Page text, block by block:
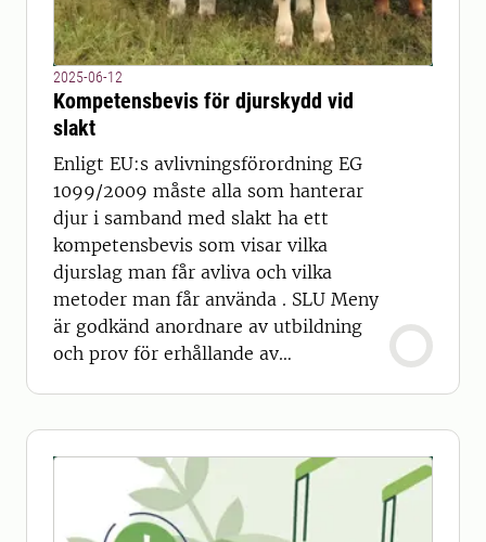
2025-06-12
Kompetensbevis för djurskydd vid
slakt
Enligt EU:s avlivningsförordning EG
1099/2009 måste alla som hanterar
djur i samband med slakt ha ett
kompetensbevis som visar vilka
djurslag man får avliva och vilka
metoder man får använda . SLU Meny
är godkänd anordnare av utbildning
och prov för erhållande av